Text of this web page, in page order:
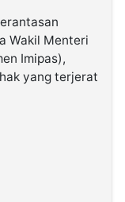
Wakil Menteri
Imipas),
yang terjerat